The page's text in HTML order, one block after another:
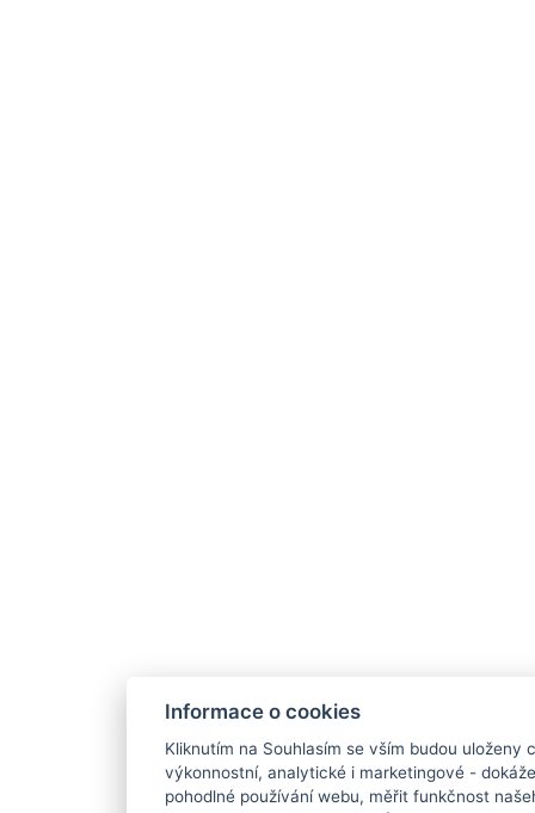
Informace o cookies
Kliknutím na Souhlasím se vším budou uloženy
výkonnostní, analytické i marketingové -
pohodlné používání webu, měřit funkčnost